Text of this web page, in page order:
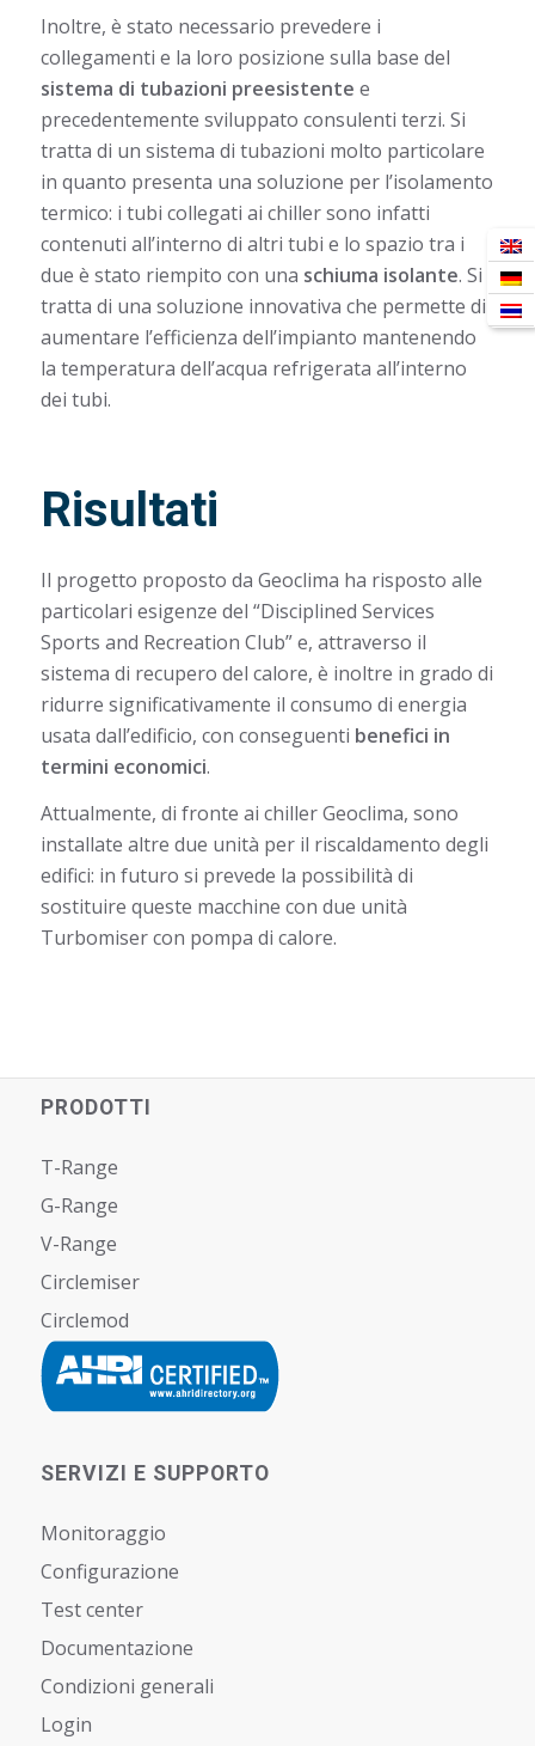
Inoltre, è stato necessario prevedere i
collegamenti e la loro posizione sulla base del
sistema di tubazioni preesistente e
precedentemente sviluppato consulenti terzi. Si
tratta di un sistema di tubazioni molto particolare
in quanto presenta una soluzione per l’isolamento
termico: i tubi collegati ai chiller sono infatti
contenuti all’interno di altri tubi e lo spazio tra i
due è stato riempito con una schiuma isolante. Si
tratta di una soluzione innovativa che permette di
aumentare l’efficienza dell’impianto mantenendo
la temperatura dell’acqua refrigerata all’interno
dei tubi.
Risultati
Il progetto proposto da Geoclima ha risposto alle
particolari esigenze del “Disciplined Services
Sports and Recreation Club” e, attraverso il
sistema di recupero del calore, è inoltre in grado di
ridurre significativamente il consumo di energia
usata dall’edificio, con conseguenti benefici in
termini economici.
Attualmente, di fronte ai chiller Geoclima, sono
installate altre due unità per il riscaldamento degli
edifici: in futuro si prevede la possibilità di
sostituire queste macchine con due unità
Turbomiser con pompa di calore.
PRODOTTI
T-Range
G-Range
V-Range
Circlemiser
Circlemod
SERVIZI E SUPPORTO
Monitoraggio
Configurazione
Test center
Documentazione
Condizioni generali
Login